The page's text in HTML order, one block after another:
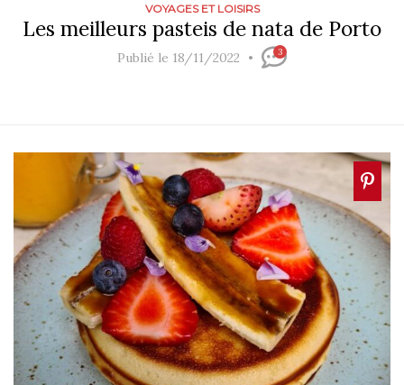
VOYAGES ET LOISIRS
Les meilleurs pasteis de nata de Porto
Publié le 18/11/2022 3